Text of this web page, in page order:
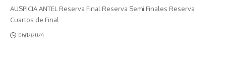
AUSPICIA ANTEL Reserva Final Reserva Semi Finales Reserva
Cuartos de Final
06/12/2024